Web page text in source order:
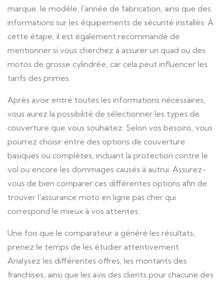
marque, le modèle, l'année de fabrication, ainsi que des
informations sur les équipements de sécurité installés. À
cette étape, il est également recommandé de
mentionner si vous cherchez à assurer un quad ou des
motos de grosse cylindrée, car cela peut influencer les
tarifs des primes.
Après avoir entré toutes les informations nécessaires,
vous aurez la possibilité de sélectionner les types de
couverture que vous souhaitez. Selon vos besoins, vous
pourrez choisir entre des options de couverture
basiques ou complètes, incluant la protection contre le
vol ou encore les dommages causés à autrui. Assurez-
vous de bien comparer ces différentes options afin de
trouver l'assurance moto en ligne pas cher qui
correspond le mieux à vos attentes.
Une fois que le comparateur a généré les résultats,
prenez le temps de les étudier attentivement.
Analysez les différentes offres, les montants des
franchises, ainsi que les avis des clients pour chacune des